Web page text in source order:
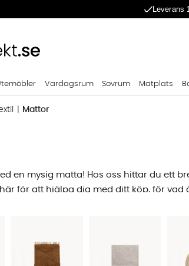
Leverans
Vardagsrum Sovrum Matplats
Mattor
en mysig matta! Hos oss hittar du ett
för att hjälpa dig med ditt köp, för vad
som sätter prägel på ett helt rum. Lika